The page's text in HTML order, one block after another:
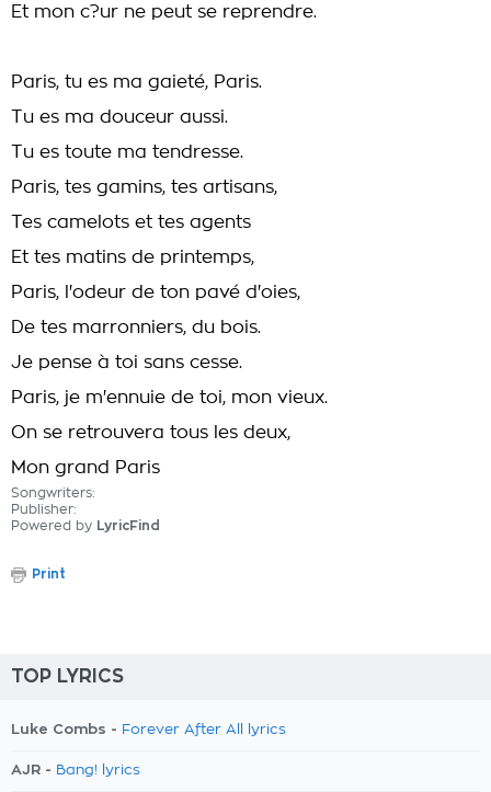
Et mon c?ur ne peut se reprendre.
Paris, tu es ma gaieté, Paris.
Tu es ma douceur aussi.
Tu es toute ma tendresse.
Paris, tes gamins, tes artisans,
Tes camelots et tes agents
Et tes matins de printemps,
Paris, l'odeur de ton pavé d'oies,
De tes marronniers, du bois.
Je pense à toi sans cesse.
Paris, je m'ennuie de toi, mon vieux.
On se retrouvera tous les deux,
Mon grand Paris
Songwriters:
Publisher:
Powered by LyricFind
Print
TOP LYRICS
Luke Combs - Forever After All lyrics
AJR - Bang! lyrics